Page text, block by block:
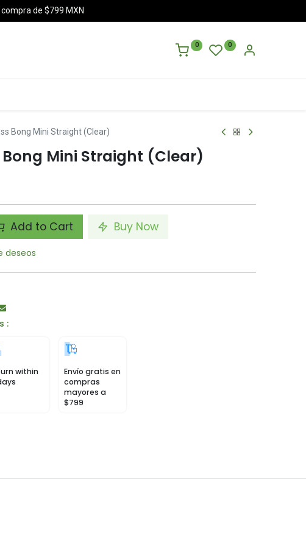
de $799 MXN
0 0
Bong Mini Straight (Clear)
Bong Mini Straight (Clear)
Add to Cart Buy Now
deseos
:
within
Envío gratis en
compras
mayores a
$799